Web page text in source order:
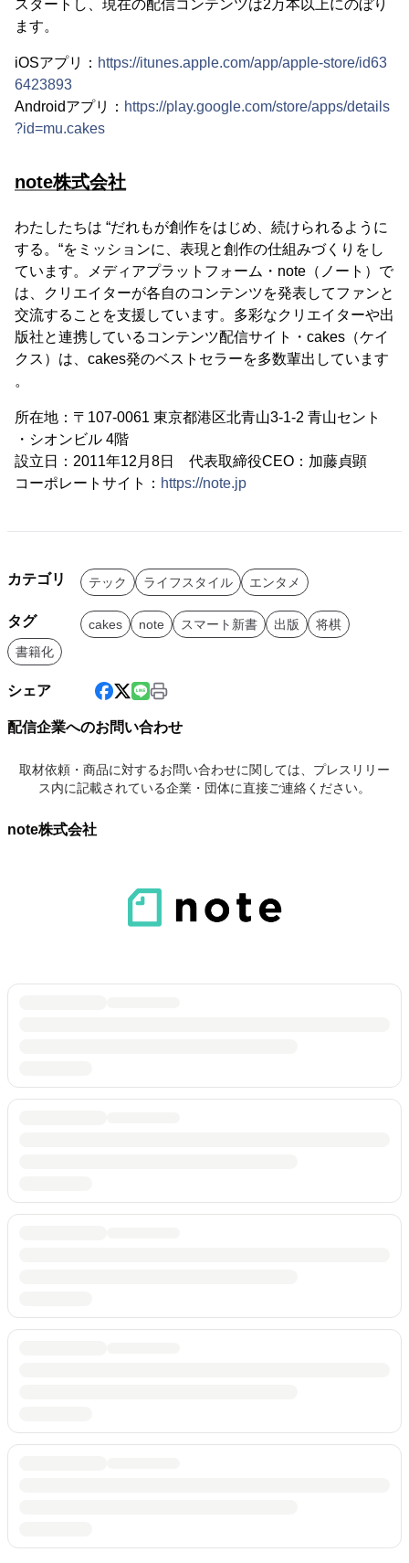
スタートし、現在の配信コンテンツは2万本以上にのぼり
ます。
iOSアプリ： https://itunes.apple.com/app/apple-store/id63
6423893
Androidアプリ： https://play.google.com/store/apps/details
?id=mu.cakes
note株式会社
わたしたちは “だれもが創作をはじめ、続けられるように
する。“をミッションに、表現と創作の仕組みづくりをし
ています。メディアプラットフォーム・note（ノート）で
は、クリエイターが各自のコンテンツを発表してファンと
交流することを支援しています。多彩なクリエイターや出
版社と連携しているコンテンツ配信サイト・cakes（ケイ
クス）は、cakes発のベストセラーを多数輩出しています
。
所在地：〒107-0061 東京都港区北青山3-1-2 青山セント
・シオンビル 4階
設立日：2011年12月8日 代表取締役CEO：加藤貞顕
コーポレートサイト： https://note.jp
カテゴリ テック ライフスタイル エンタメ
タグ cakes note スマート新書 出版
将棋
書籍化
シェア
配信企業へのお問い合わせ
取材依頼・商品に対するお問い合わせに関しては、プレスリリー
ス内に記載されている企業・団体に直接ご連絡ください。
note株式会社